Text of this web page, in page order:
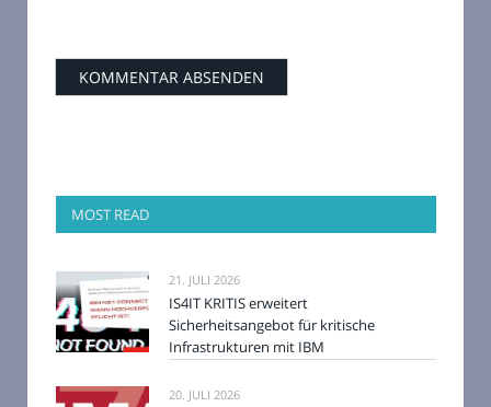
MOST READ
21. JULI 2026
IS4IT KRITIS erweitert
Sicherheitsangebot für kritische
Infrastrukturen mit IBM
20. JULI 2026